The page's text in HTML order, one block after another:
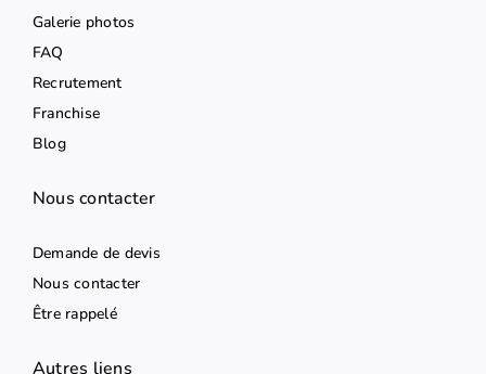
Galerie photos
FAQ
Recrutement
Franchise
Blog
Nous contacter
Demande de devis
Nous contacter
Être rappelé
Autres liens